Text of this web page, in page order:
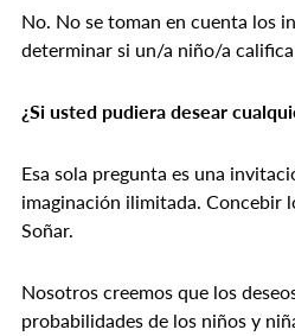
No. No se toman en cuenta los
determinar si un/a niño/a
¿Si usted pudiera desear
Esa sola pregunta es una
imaginación ilimitada. Concebir
Soñar.
Nosotros creemos que los
probabilidades de los niños y